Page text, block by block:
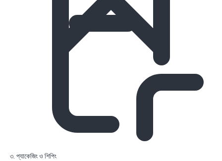
৩. প্যাকেজিং ও শিপিং